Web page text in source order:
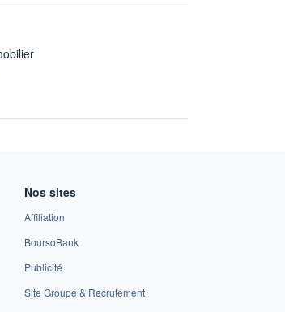
Nos sites
Affiliation
BoursoBank
Publicité
Site Groupe & Recrutement